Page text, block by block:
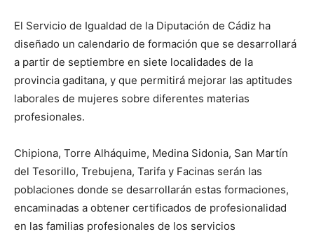
El Servicio de Igualdad de la Diputación de Cádiz ha
diseñado un calendario de formación que se desarrollará
a partir de septiembre en siete localidades de la
provincia gaditana, y que permitirá mejorar las aptitudes
laborales de mujeres sobre diferentes materias
profesionales.
Chipiona, Torre Alháquime, Medina Sidonia, San Martín
del Tesorillo, Trebujena, Tarifa y Facinas serán las
poblaciones donde se desarrollarán estas formaciones,
encaminadas a obtener certificados de profesionalidad
en las familias profesionales de los servicios